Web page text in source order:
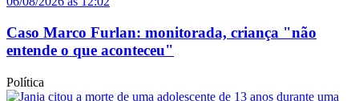
Caso Marco Furlan: monitorada, criança "não
entende o que aconteceu"
Política